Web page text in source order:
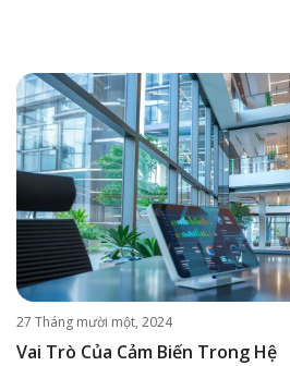
27 Tháng mười một, 2024
Vai Trò Của Cảm Biến Trong Hệ